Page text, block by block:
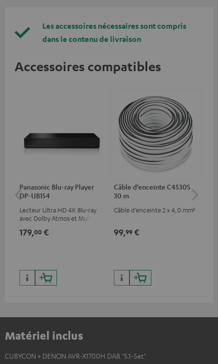
Les accessoires nécessaires sont compris
dans le contenu de livraison
Accessoires compatibles
Panasonic Blu-ray Player
DP-UB154
Lecteur Ultra HD 4K Blu-ray
avec Dolby Atmos et Multi
qualité d’image incroyable et
179,00 €
Câble d’enceinte C4530S
30 m
Câble d’enceinte 2 x 4,0 mm²
99,99 €
Matériel inclus
CUBYCON + DENON AVR-X1700H DAB "5.1-Set"